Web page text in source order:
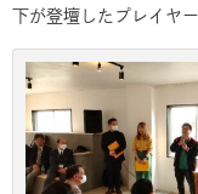
下が登壇したプレイヤー